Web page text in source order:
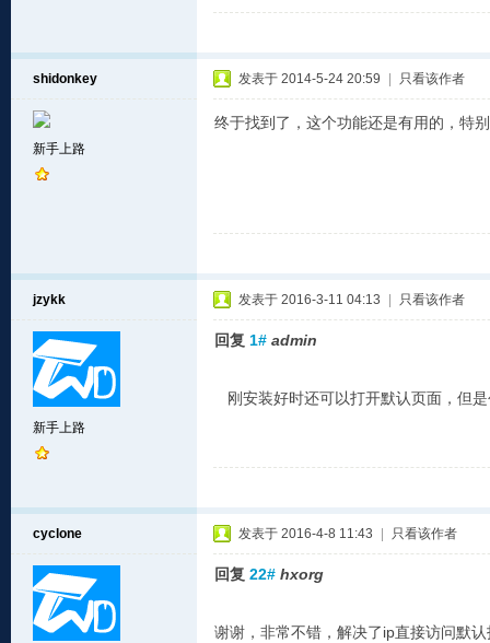
shidonkey
新手上路
发表于 2014-5-24 20:59 只看该作者
终于找到了，这个功能还是有用的，特
jzykk
新手上路
发表于 2016-3-11 04:13 只看该作者
回复 1# admin
刚安装好时还可以打开默认页面，但
cyclone 发表于 2016-4-8 11:43 只看该作者
回复 22# hxorg
谢谢，非常不错，解决了ip直接访问默